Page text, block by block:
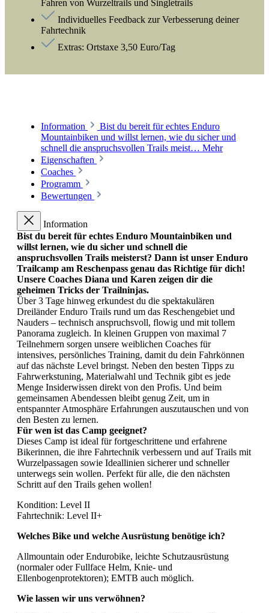
Fahren von Wurzeltrails und Singletrails
Individuelles Feedback zur Verbesserung deiner
Fahrtechnik
Extras: Ortstaxe 3,50 Euro/Tag
Information
Bist du bereit für echtes Enduro
Mountainbiken und willst lernen, wie du sicher und
schnell die anspruchsvollen Trails meist… Mehr
Eigenschaften
Coaches
Programm
Bewertungen
Information
Bist du bereit für echtes Enduro Mountainbiken und
willst lernen, wie du sicher und schnell die
anspruchsvollen Trails meisterst? Dann ist unser Enduro
Trailcamp am Reschenpass genau das Richtige für dich!
Unsere Coaches Diana und Karen zeigen dir die
geheimen Tricks der Trailninjas.
Über 3 Tage hinweg erkundest du die spektakulären
Dreiländer Enduro Trails rund um das Reschengebiet und
Nauders – technisch anspruchsvoll, flowig und mit tollem
Panorama zugleich. In kleinen Gruppen von maximal 7
Teilnehmern sorgen unsere weiblichen Coaches für
intensives, persönliches Training, damit du dein Fahrkönnen
auf das nächste Level bringst. Neben den besten Tipps zu
Fahrwerkstuning, Materialwahl und Technik gibt es jede
Menge Insiderwissen direkt von den Profis. Und beim
gemeinsamen Abendessen bleibt genug Zeit, um in
entspannter Atmosphäre Erfahrungen auszutauschen und von
den Besten zu lernen.
Für wen ist das Camp geeignet?
Dieses Camp ist ideal für fortgeschrittene und erfahrene
Bikerinnen, die ihre Fahrtechnik verbessern und auf Trails mit
Wurzelpassagen sowie Ideallinien sicherer und schneller
unterwegs sein wollen. Perfekt für alle, die den nächsten
Schritt auf den Trails gehen wollen!
Kondition: Level II
Fahrtechnik: Level II+
Welches Bike und welche Ausrüstung benötige ich?
Allmountain oder Endurobike, leichte Schutzausrüstung
(normaler oder Fullface Helm, Knie- und
Ellenbogenprotektoren); EMTB auch möglich.
Wie lassen wir uns verwöhnen?